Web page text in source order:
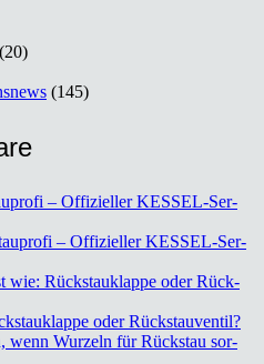
(20)
(145)
– Offi­zi­el­ler KES­SEL-Ser­
– Offi­zi­el­ler KES­SEL-Ser­
wie: Rück­stau­klap­pe oder Rück­
oder Rück­stau­ven­til?
wenn Wur­zeln für Rück­stau sor­